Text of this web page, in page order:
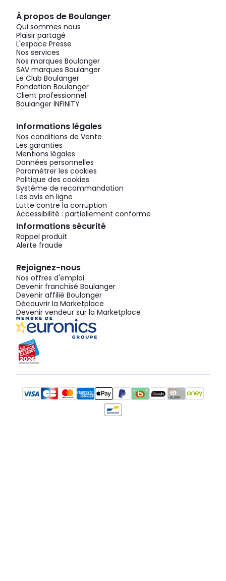
À propos de Boulanger
Qui sommes nous
Plaisir partagé
L'espace Presse
Nos services
Nos marques Boulanger
SAV marques Boulanger
Le Club Boulanger
Fondation Boulanger
Client professionnel
Boulanger INFINITY
Informations légales
Nos conditions de Vente
Les garanties
Mentions légales
Données personnelles
Paramétrer les cookies
Politique des cookies
Système de recommandation
Les avis en ligne
Lutte contre la corruption
Accessibilité : partiellement conforme
Informations sécurité
Rappel produit
Alerte fraude
Rejoignez-nous
Nos offres d'emploi
Devenir franchisé Boulanger
Devenir affilié Boulanger
Découvrir la Marketplace
Devenir vendeur sur la Marketplace